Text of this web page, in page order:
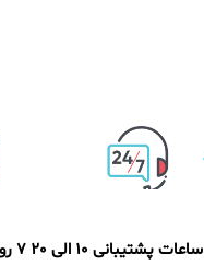
ساعات پشتیبانی 10 الی 20 7 روز ضمانت